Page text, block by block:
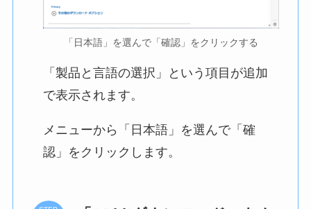
「日本語」を選んで「確認」をクリックする
「製品と言語の選択」という項目が追加
で表示されます。
メニューから「日本語」を選んで「確
認」をクリックします。